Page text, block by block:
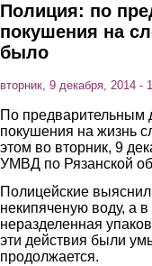
Полиция: по
покушения на
было
вторник, 9 декабря, 2014 -
По
покушения на жизнь
этом во вторник, 9
УМВД по Рязанской
Полицейские
некипяченую воду, а
неразделенная
эти действия были
продолжается.